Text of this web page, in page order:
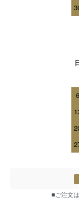
6
■ご注文